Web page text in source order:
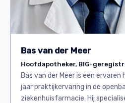
Bas van der Meer
Hoofdapotheker, BIG-
Bas van der Meer is een
jaar praktijkervaring in de
ziekenhuisfarmacie. Hij